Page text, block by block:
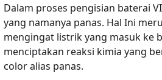
Dalam proses pengisian baterai
yang namanya panas. Hal Ini
mengingat listrik yang masuk ke
menciptakan reaksi kimia yang
color alias panas.